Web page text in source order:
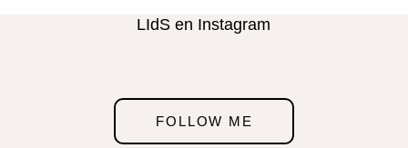
LIdS en Instagram
FOLLOW ME